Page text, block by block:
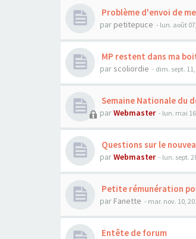
Problème d'envoi de
par petitepuce - lun. août
MP restent dans ma
par scoliordie - dim. sept.
Semaine Nationale du
parWebmaster - lun. mai
Questions sur le
parWebmaster - lun. sept.
Petite rémunération
par Fanette - mar. nov. 10,
Entête de forum